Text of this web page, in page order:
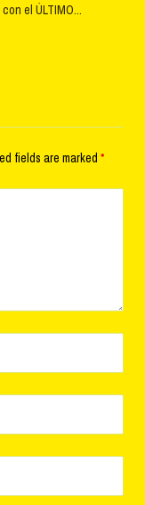
el ÚLTIMO...
fields are marked *